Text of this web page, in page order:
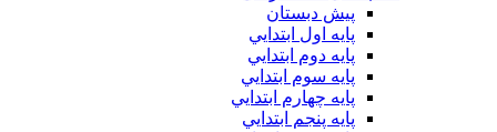
پیش دبستان
پايه اول ابتدايي
پايه دوم ابتدايي
پايه سوم ابتدايي
پايه چهارم ابتدايي
پايه پنجم ابتدايي